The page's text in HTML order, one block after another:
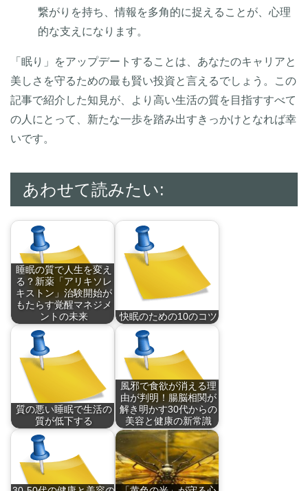
繋がりを持ち、情報を多角的に捉えることが、心理
的な支えになります。
「眠り」をアップデートすることは、あなたのキャリアと
美しさを守るための最も賢い投資と言えるでしょう。この
記事で紹介した知見が、より高い生活の質を目指すすべて
の人にとって、新たな一歩を踏み出すきっかけとなれば幸
いです。
あわせて読みたい:
睡眠の質で人生を変え
る？新薬「アリキソレ
キストン」治験開始が
もたらす覚醒マネジメ
ントの未来
30代から50代にこ…
快眠のための10のコツ
現代の日本では、多
く…
質の悪い睡眠で生活の
質が低下する
私たちは睡眠のこと
を…
風邪で食欲が消える理
由が判明！腸脳相関が
解き明かす30代からの
美容と健康の新常識
風邪を引くと食欲が
消…